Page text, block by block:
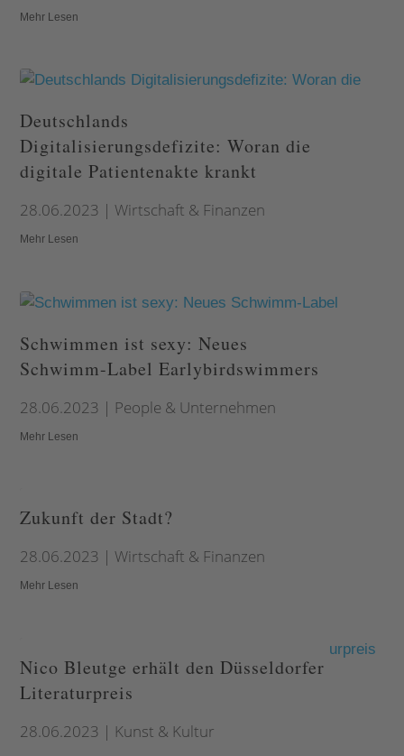
Mehr Lesen
Deutschlands
Digitalisierungsdefizite: Woran die
digitale Patientenakte krankt
28.06.2023 |Wirtschaft & Finanzen
Mehr Lesen
Schwimmen ist sexy: Neues
Schwimm-Label Earlybirdswimmers
28.06.2023 | People & Unternehmen
Mehr Lesen
Zukunft der Stadt?
28.06.2023 |Wirtschaft & Finanzen
Mehr Lesen
Nico Bleutge erhält den Düsseldorfer
Literaturpreis
28.06.2023 | Kunst & Kultur